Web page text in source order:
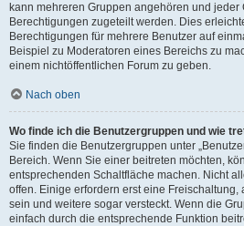
kann mehreren Gruppen angehören und jeder
Berechtigungen zugeteilt werden. Dies
Berechtigungen für mehrere Benutzer auf
Beispiel zu Moderatoren eines Bereichs zu
einem nichtöffentlichen Forum zu geben.
Nach oben
Wo finde ich die Benutzergruppen und wie
Sie finden die Benutzergruppen unter
Bereich. Wenn Sie einer beitreten möchten,
entsprechenden Schaltfläche machen. Nicht
offen. Einige erfordern erst eine
sein und weitere sogar versteckt. Wenn die
einfach durch die entsprechende Funktion